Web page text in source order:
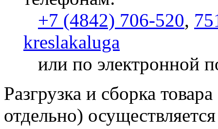
+7 (4842) 706-520,
kreslakaluga
или по электронной
Разгрузка и сборка
отдельно)